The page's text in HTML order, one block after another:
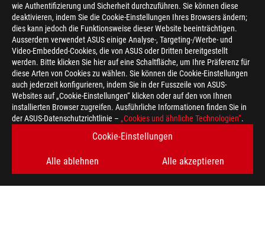
wie Authentifizierung und Sicherheit durchzuführen. Sie können diese
deaktivieren, indem Sie die Cookie-Einstellungen Ihres Browsers ändern;
dies kann jedoch die Funktionsweise dieser Website beeinträchtigen.
Ausserdem verwendet ASUS einige Analyse-, Targeting-/Werbe- und
Video-Embedded-Cookies, die von ASUS oder Dritten bereitgestellt
werden. Bitte klicken Sie hier auf eine Schaltfläche, um Ihre Präferenz für
diese Arten von Cookies zu wählen. Sie können die Cookie-Einstellungen
auch jederzeit konfigurieren, indem Sie in der Fusszeile von ASUS-
Websites auf „Cookie-Einstellungen“ klicken oder auf den von Ihnen
installierten Browser zugreifen. Ausführliche Informationen finden Sie in
der ASUS-Datenschutzrichtlinie – „Cookies und ähnliche Technologien“.
Cookie-Einstellungen
Alle ablehnen Alle akzeptieren
> GAMING RTX
ERHALTEN SIE DIE NEUESTEN ANGEBOTE UND MEHR